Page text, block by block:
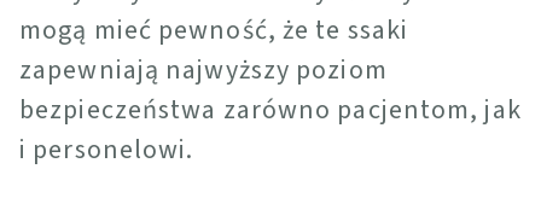
mogą mieć pewność, że te ssaki
zapewniają najwyższy poziom
bezpieczeństwa zarówno pacjentom, jak
i personelowi.